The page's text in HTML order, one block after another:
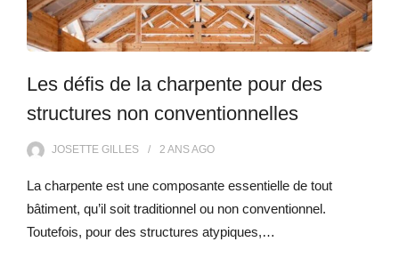
Les défis de la charpente pour des
structures non conventionnelles
JOSETTE GILLES 2 ANSAGO
La charpente est une composante essentielle de tout
bâtiment, qu’il soit traditionnel ou non conventionnel.
Toutefois, pour des structures atypiques,…